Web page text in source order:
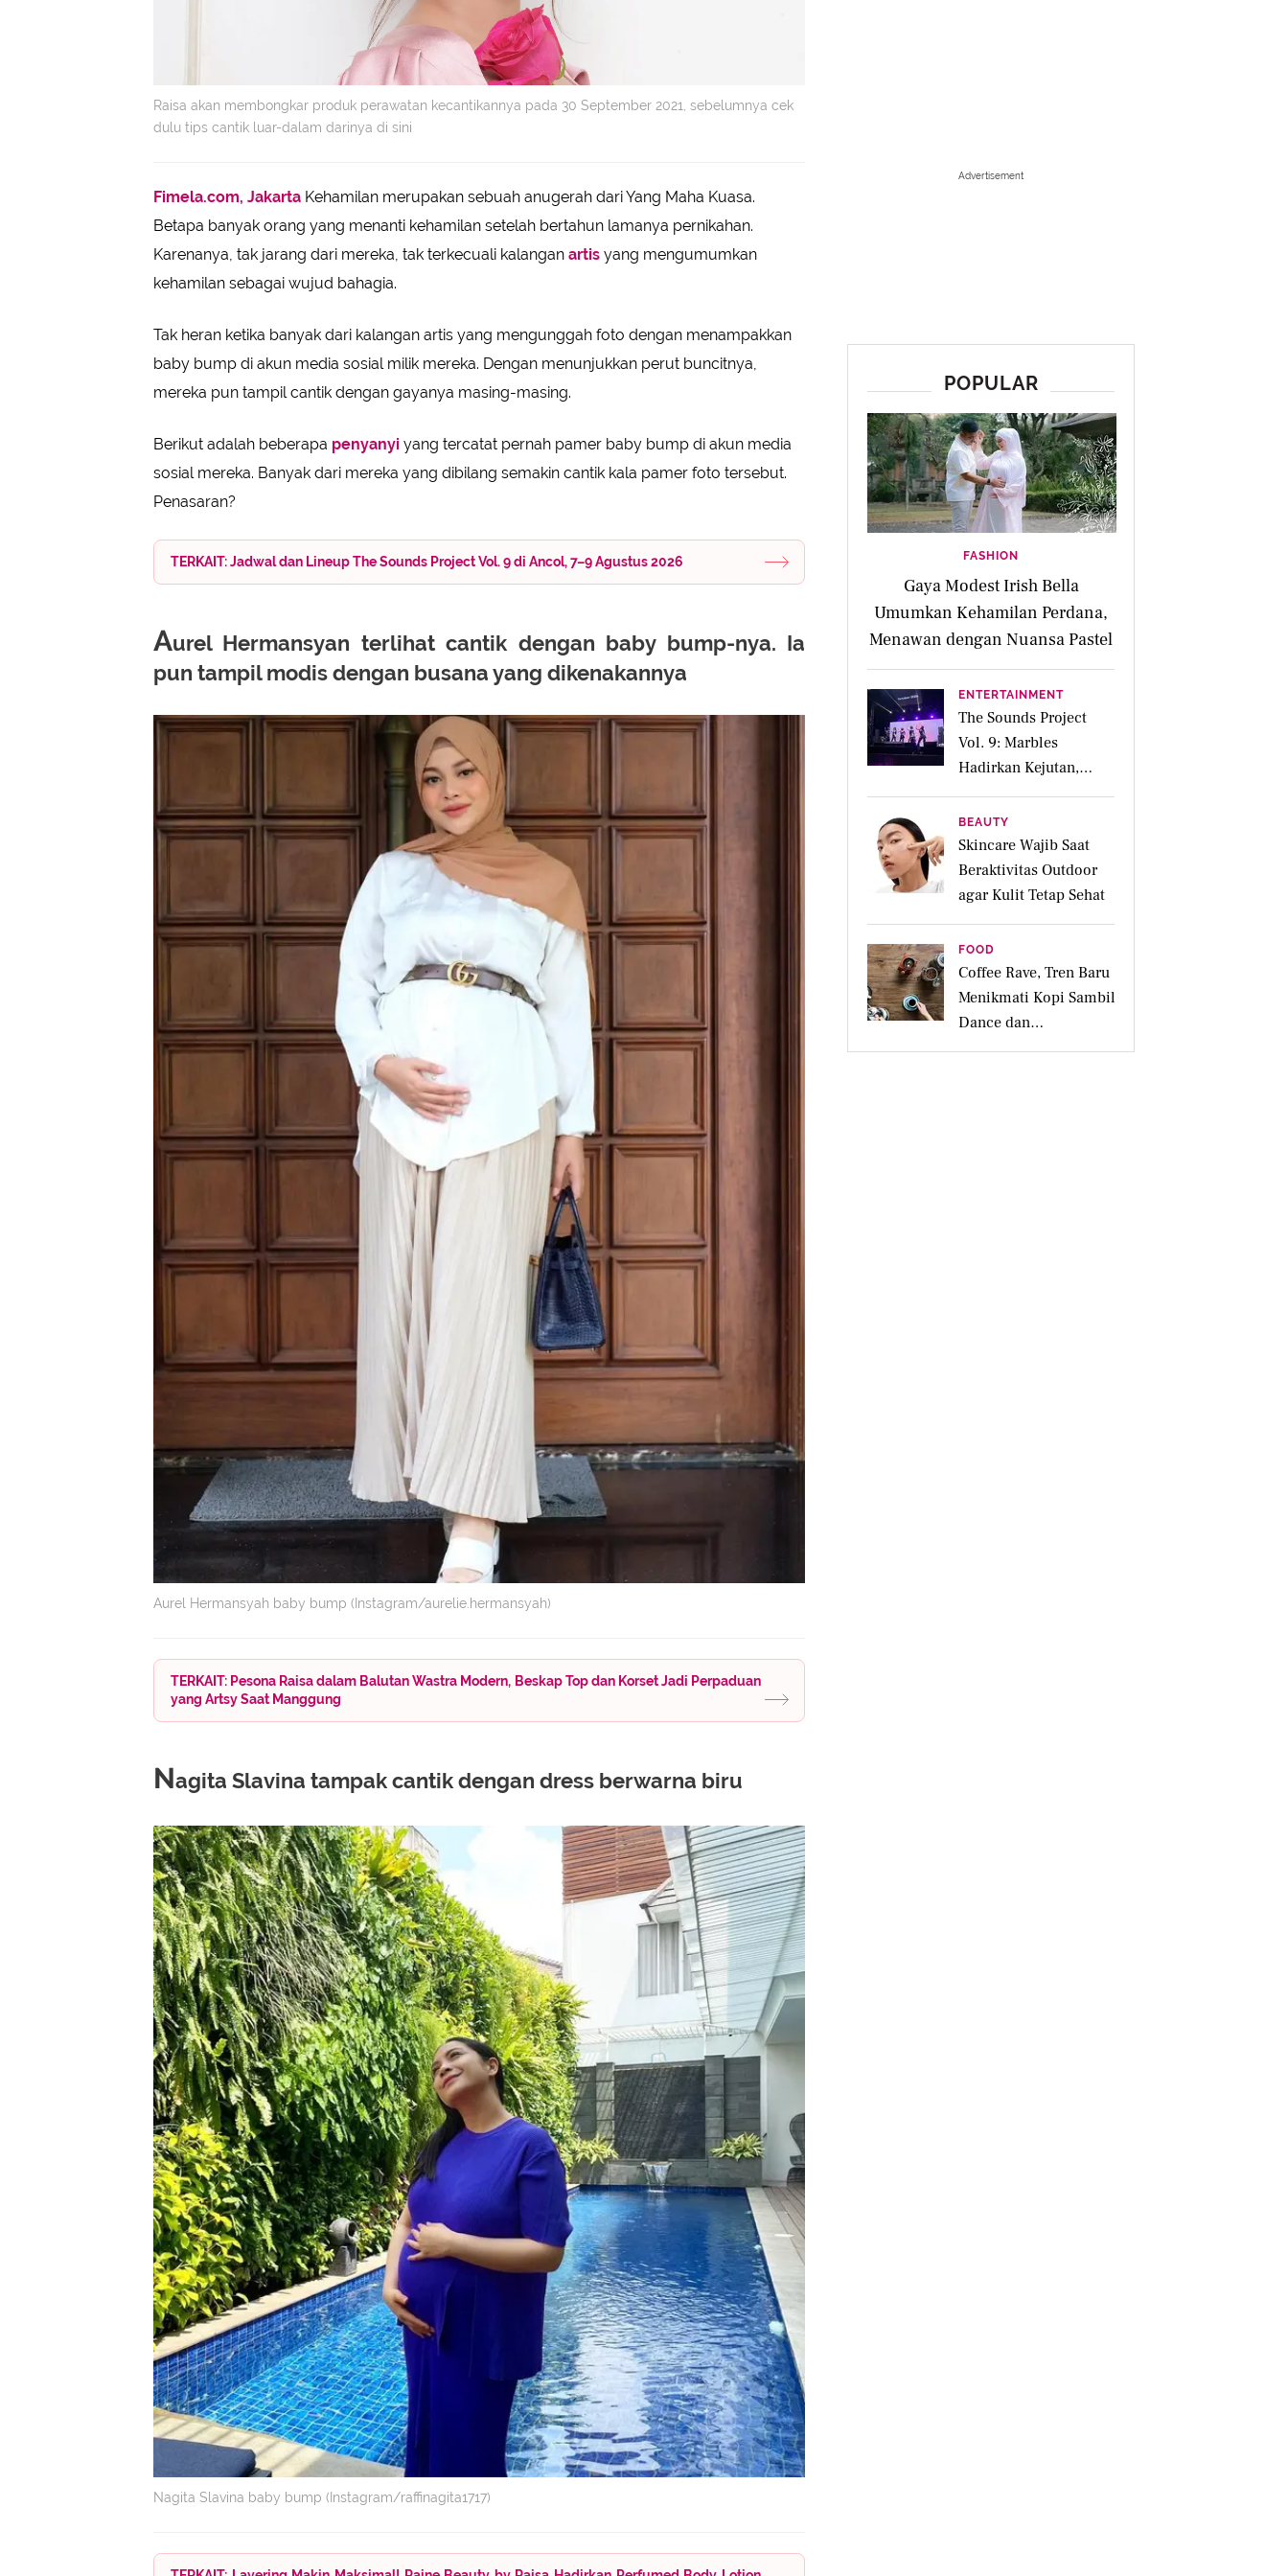
Raisa akan membongkar produk perawatan kecantikannya pada 30 September 2021, sebelumnya cek
dulu tips cantik luar-dalam darinya di sini
Fimela.com, Jakarta Kehamilan merupakan sebuah anugerah dari Yang Maha Kuasa.
Betapa banyak orang yang menanti kehamilan setelah bertahun lamanya pernikahan.
Karenanya, tak jarang dari mereka, tak terkecuali kalangan artis yang mengumumkan
kehamilan sebagai wujud bahagia.
Tak heran ketika banyak dari kalangan artis yang mengunggah foto dengan menampakkan
baby bump di akun media sosial milik mereka. Dengan menunjukkan perut buncitnya,
mereka pun tampil cantik dengan gayanya masing-masing.
Berikut adalah beberapa penyanyi yang tercatat pernah pamer baby bump di akun media
sosial mereka. Banyak dari mereka yang dibilang semakin cantik kala pamer foto tersebut.
Penasaran?
TERKAIT: Jadwal dan Lineup The Sounds Project Vol. 9 di Ancol, 7–9 Agustus 2026
Aurel Hermansyan terlihat cantik dengan baby bump-nya. Ia
pun tampil modis dengan busana yang dikenakannya
Aurel Hermansyah baby bump (Instagram/aurelie.hermansyah)
TERKAIT: Pesona Raisa dalam Balutan Wastra Modern, Beskap Top dan Korset Jadi Perpaduan
yang Artsy Saat Manggung
Nagita Slavina tampak cantik dengan dress berwarna biru
Nagita Slavina baby bump (Instagram/raffinagita1717)
Advertisement
POPULAR
FASHION
Gaya Modest Irish Bella
Umumkan Kehamilan Perdana,
Menawan dengan Nuansa Pastel
ENTERTAINMENT
The Sounds Project
Vol. 9: Marbles
Hadirkan Kejutan,
Tampil dengan 2 Lagu
yang Belum Rilis
BEAUTY
Skincare Wajib Saat
Beraktivitas Outdoor
agar Kulit Tetap Sehat
FOOD
Coffee Rave, Tren Baru
Menikmati Kopi Sambil
Dance dan
Bersosialisasi